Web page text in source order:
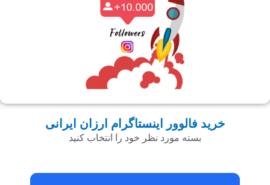
خرید فالوور اینستاگرام ارزان ایرانی
بسته مورد نظر خود را انتخاب کنید